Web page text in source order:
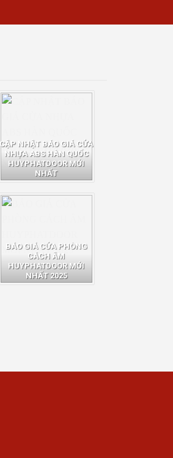
CẬP NHẬT BÁO GIÁ CỬA
NHỰA ABS HÀN QUỐC
HUYPHATDOOR MỚI
NHẤT
BÁO GIÁ CỬA PHÒNG
CÁCH ÂM
HUYPHATDOOR MỚI
NHẤT 2025